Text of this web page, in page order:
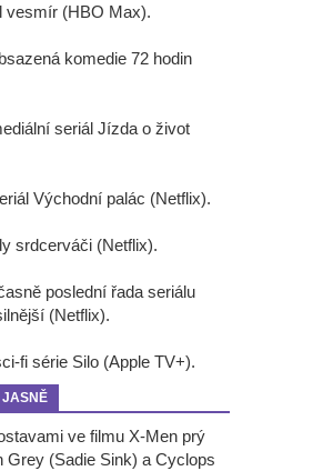
vesmír (HBO Max).
komedie 72 hodin
seriál Jízda o život
Východní palác (Netflix).
srdcerváči (Netflix).
poslední řada seriálu
(Netflix).
fi série Silo (Apple TV+).
JASNĚ
ve filmu X-Men prý
Grey (Sadie Sink) a Cyclops